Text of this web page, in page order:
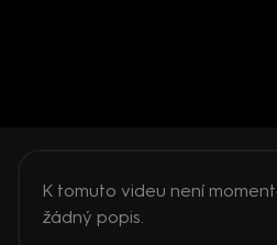
K tomuto videu není
žádný popis.